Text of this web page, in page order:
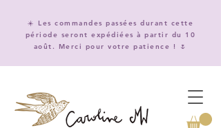
☀️ Les commandes passées durant cette
période seront expédiées à partir du 10
août. Merci pour votre patience ! 🌷